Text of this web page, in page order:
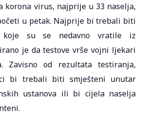
korona virus, najprije u 33 naselja,
u petak. Najprije bi trebali biti
koje su se nedavno vratile iz
je da testove vrše vojni ljekari
Zavisno od rezultata testiranja,
bi trebali biti smješteni unutar
ustanova ili bi cijela naselja